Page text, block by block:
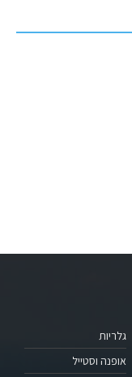
גלריות
אופנה וסטייל